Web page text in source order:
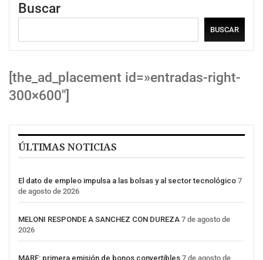
Buscar
BUSCAR
[the_ad_placement id=»entradas-right-
300×600″]
ÚLTIMAS NOTICIAS
El dato de empleo impulsa a las bolsas y al sector tecnológico 7
de agosto de 2026
MELONI RESPONDE A SANCHEZ CON DUREZA 7 de agosto de
2026
MARF: primera emisión de bonos convertibles 7 de agosto de